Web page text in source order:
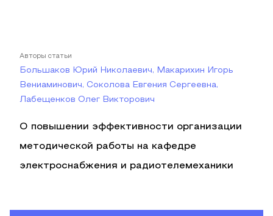
Авторы статьи
Большаков Юрий Николаевич, Макарихин Игорь
Вениаминович, Соколова Евгения Сергеевна,
Лабещенков Олег Викторович
О повышении эффективности организации
методической работы на кафедре
электроснабжения и радиотелемеханики